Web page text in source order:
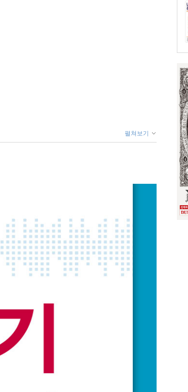
펼쳐보기